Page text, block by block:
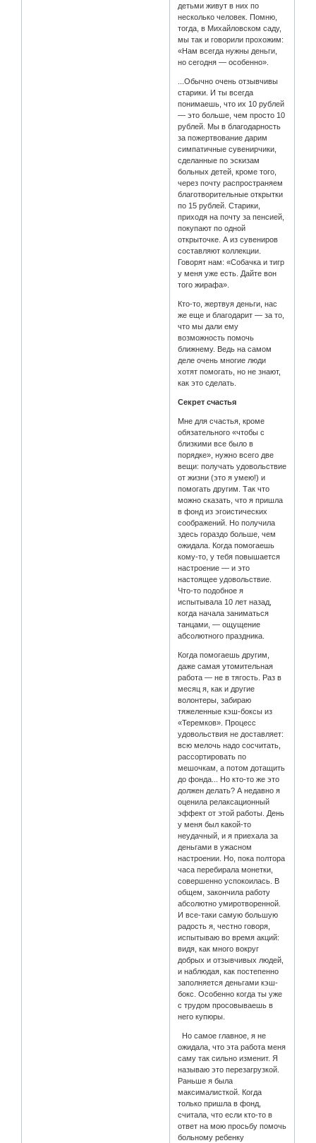
детьми живут в них по
несколько человек. Помню,
тогда, в Михайловском саду,
мы так и говорили прохожим:
«Нам всегда нужны деньги,
но сегодня — особенно».
...Обычно очень отзывчивы
старики. И ты всегда
понимаешь, что их 10 рублей
— это больше, чем просто 10
рублей. Мы в благодарность
за пожертвование дарим
симпатичные сувенирчики,
сделанные по эскизам
больных детей, кроме того,
через почту распространяем
благотворительные открытки
по 15 рублей. Старики,
приходя на почту за пенсией,
покупают по одной
открыточке. А из сувениров
составляют коллекции.
Говорят нам: «Собачка и тигр
у меня уже есть. Дайте вон
того жирафа».
Кто-то, жертвуя деньги, нас
же еще и благодарит — за то,
что мы дали ему
возможность помочь
ближнему. Ведь на самом
деле очень многие люди
хотят помогать, но не знают,
как это сделать.
Секрет счастья
Мне для счастья, кроме
обязательного «чтобы с
близкими все было в
порядке», нужно всего две
вещи: получать удовольствие
от жизни (это я умею!) и
помогать другим. Так что
можно сказать, что я пришла
в фонд из эгоистических
соображений. Но получила
здесь гораздо больше, чем
ожидала. Когда помогаешь
кому-то, у тебя повышается
настроение — и это
настоящее удовольствие.
Что-то подобное я
испытывала 10 лет назад,
когда начала заниматься
танцами, — ощущение
абсолютного праздника.
Когда помогаешь другим,
даже самая утомительная
работа — не в тягость. Раз в
месяц я, как и другие
волонтеры, забираю
тяжеленные кэш-боксы из
«Теремков». Процесс
удовольствия не доставляет:
всю мелочь надо сосчитать,
рассортировать по
мешочкам, а потом дотащить
до фонда... Но кто-то же это
должен делать? А недавно я
оценила релаксационный
эффект от этой работы. День
у меня был какой-то
неудачный, и я приехала за
деньгами в ужасном
настроении. Но, пока полтора
часа перебирала монетки,
совершенно успокоилась. В
общем, закончила работу
абсолютно умиротворенной.
И все-таки самую большую
радость я, честно говоря,
испытываю во время акций:
видя, как много вокруг
добрых и отзывчивых людей,
и наблюдая, как постепенно
заполняется деньгами кэш-
бокс. Особенно когда ты уже
с трудом просовываешь в
него купюры.
Но самое главное, я не
ожидала, что эта работа меня
саму так сильно изменит. Я
называю это перезагрузкой.
Раньше я была
максималисткой. Когда
только пришла в фонд,
считала, что если кто-то в
ответ на мою просьбу помочь
больному ребенку